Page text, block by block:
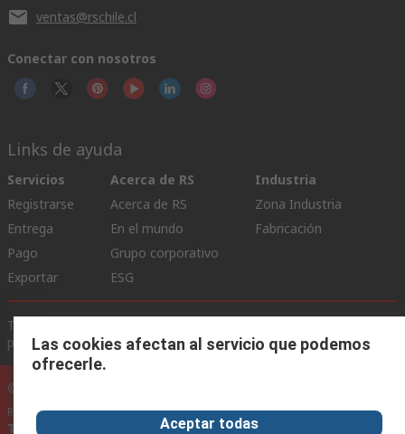
ventas@rschile.cl
Conectar con nosotros
Links de ayuda
Servicios
Registrarse
Entrega
Pago
Exportar
Acerca de RS
Acerca de RS
En el mundo
Grupo corporativo
ESG
Industria
Zona Industria
Fabricación
Términos del sitio
privacidad
Cookie Policy
©RS Group Ltd. 2020
RS Group Ltda.
Teléfonos +56950121474 / +56999183167
Las cookies afectan al servicio que podemos
ofrecerle.
Aceptar todas